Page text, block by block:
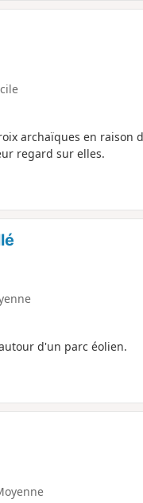
archaïques en raison
regard sur elles.
d'un parc éolien.